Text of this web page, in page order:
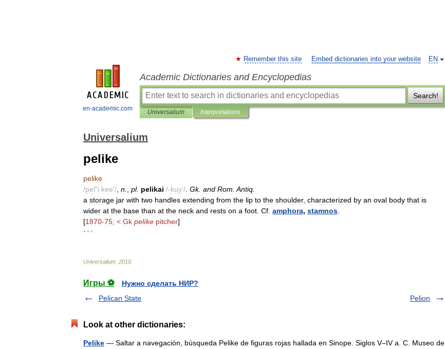
en-academic.com
EN
Remember this site Embed dictionaries into your website
Academic Dictionaries and Encyclopedias
Search!
Universalium Interpretations
Universalium
pelike
pelike
/pel"i kee'/ n pl. pelikai /-kuy'/ Gk. and Rom Antiq
a storage jar with two handles extending from the lip to the shoulder, characterized by an oval body that is
wider at the base than at the neck and rests on a foot Cf amphora, stamnos
[1870-75; < Gk pelíke pitcher]
* * *
Universalium 2010
Игры ⚽
Нужно сделать НИР?
Pelican State
Pelion
Look at other dictionaries:
Pelike — Saltar a navegación, búsqueda Pelike de figuras rojas hallada en Sinope. Siglos V–IV a. C. Museo de